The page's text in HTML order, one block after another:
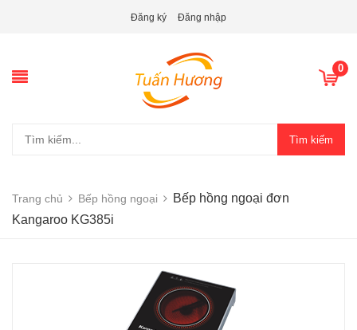
Đăng ký Đăng nhập
0
Tìm kiếm
Trang chủ Bếp hồng ngoại
Bếp hồng ngoại đơn
Kangaroo KG385i